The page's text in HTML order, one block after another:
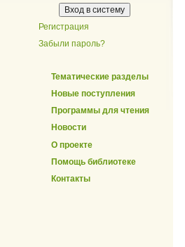
Регистрация
Забыли пароль?
Тематические разделы
Новые поступления
Программы для чтения
Новости
О проекте
Помощь библиотеке
Контакты